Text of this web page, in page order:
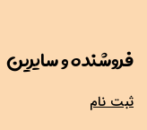
فروشنده و سایرین
ثبت نام